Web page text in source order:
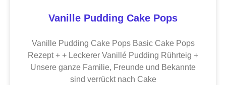
Vanille Pudding Cake Pops
Vanille Pudding Cake Pops Basic Cake Pops
Rezept + + Leckerer Vanillé Pudding Rührteig +
Unsere ganze Familie, Freunde und Bekannte
sind verrückt nach Cake